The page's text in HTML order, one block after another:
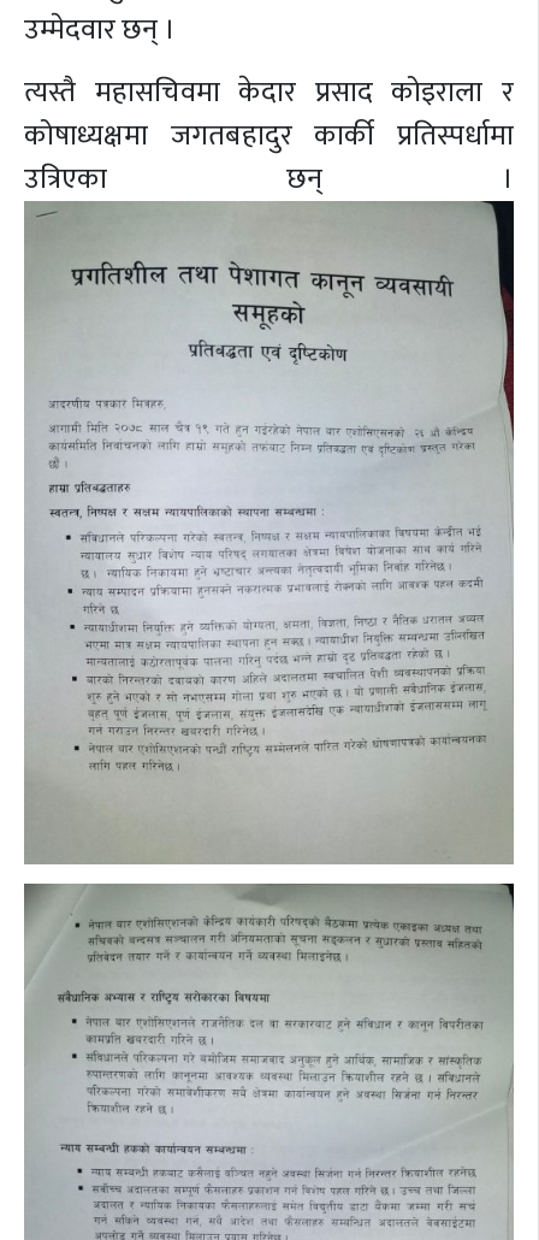
उम्मेदवार छन् ।
त्यस्तै महासचिवमा केदार प्रसाद कोइराला र
कोषाध्यक्षमा जगतबहादुर कार्की प्रतिस्पर्धामा
उत्रिएका छन् ।